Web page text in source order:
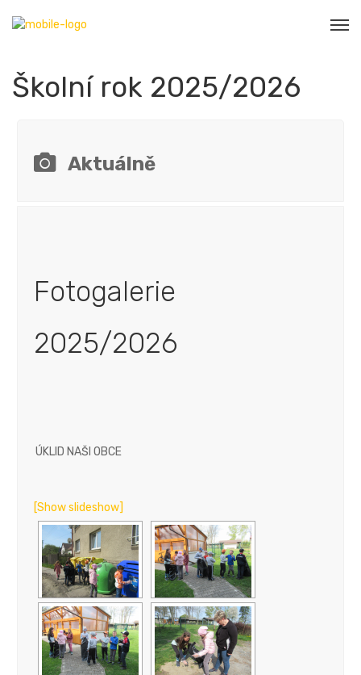
Školní rok 2025/2026
Aktuálně
Fotogalerie
2025/2026
ÚKLID NAŠI OBCE
[Show slideshow]